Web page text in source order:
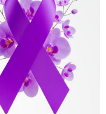
A
A